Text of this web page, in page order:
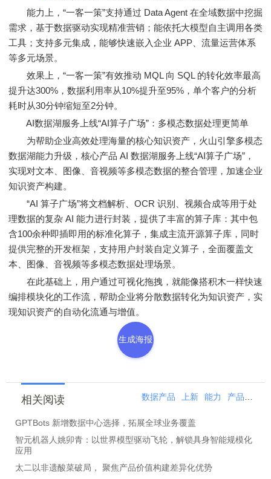
能力上，“一客一策”支持通过 Data Agent 在全域数据中挖掘
需求，基于数据驱动实现精准营销；能依托大模型自主调用各类
工具；支持多元集成，能够快速嵌入企业 APP、流量运营体系
等多元场景。
效果上，“一客一策”有效推动 MQL 向 SQL 的转化效率最高
提升达300%，数据利用率从10%提升至95%，单个客户的分析
耗时从30分钟缩短至2分钟。
AI数据湖服务上线“AI算子广场”：多模态数据处理更简单
为帮助企业高效处理海量的核心知识资产，火山引擎多模态
数据湖能力升级，核心产品 AI 数据湖服务上线“AI算子广场”，
实现对文本、图像、音视频等多模态数据的整合管理，加速企业
知识资产构建。
“AI 算子广场”将文档解析、OCR 识别、视频合成等用于处
理数据的复杂 AI 能力进行封装，提供了丰富的算子库：其中包
含100余种即插即用的标准化算子，集成主流开源算子库，同时
提供完整的开发框架，支持用户封装自定义算子，全面覆盖文
本、图像、音视频等多模态数据处理场景。
在此基础上，用户通过可视化拖拽，就能像搭积木一样快速
编排模块化的工作流，帮助企业将分散数据转化为知识资产，实
现知识资产的自动化流通与增值。
生成海报
相关阅读 数据产品 上新 能力 产品
GPTBots 新增数据中心选择，拓展全球业务覆盖
智元机器人姚卯青：以世界模型驱动飞轮，解锁具身智能规模化
应用
太二以非遗酸菜破局， 聚焦产品价值构建差异化优势